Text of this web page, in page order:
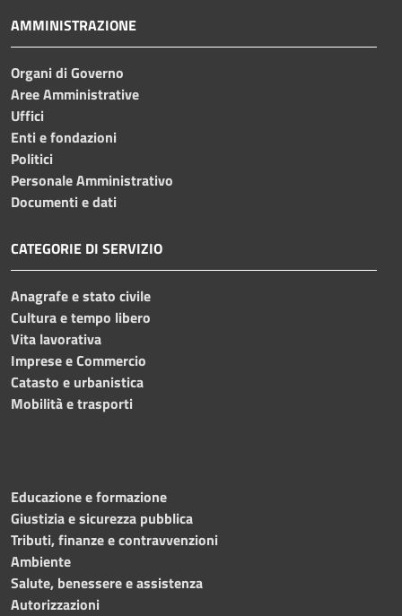
AMMINISTRAZIONE
Organi di Governo
Aree Amministrative
Uffici
Enti e fondazioni
Politici
Personale Amministrativo
Documenti e dati
CATEGORIE DI SERVIZIO
Anagrafe e stato civile
Cultura e tempo libero
Vita lavorativa
Imprese e Commercio
Catasto e urbanistica
Mobilità e trasporti
Educazione e formazione
Giustizia e sicurezza pubblica
Tributi, finanze e contravvenzioni
Ambiente
Salute, benessere e assistenza
Autorizzazioni